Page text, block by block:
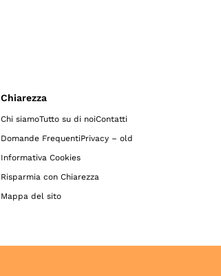
Chiarezza
Chi siamoTutto su di noiContatti
Domande FrequentiPrivacy – old
Informativa Cookies
Risparmia con Chiarezza
Mappa del sito